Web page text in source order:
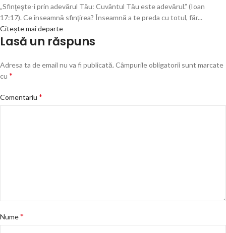
„Sfinţeşte-i prin adevărul Tău: Cuvântul Tău este adevărul.” (Ioan
17:17). Ce înseamnă sfinţirea? Înseamnă a te preda cu totul, făr...
Citește mai departe
Lasă un răspuns
Adresa ta de email nu va fi publicată. Câmpurile obligatorii sunt marcate
cu *
Comentariu *
Nume*